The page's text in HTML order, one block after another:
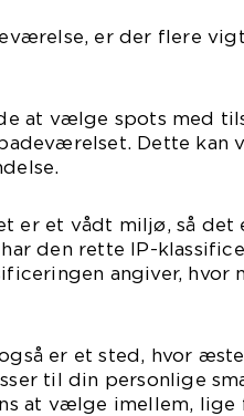
er der flere
at vælge spots med
Dette kan
er et vådt miljø, så
den rette IP-
angiver, hvor
er et sted, hvor
til din personlige
at vælge imellem, lige